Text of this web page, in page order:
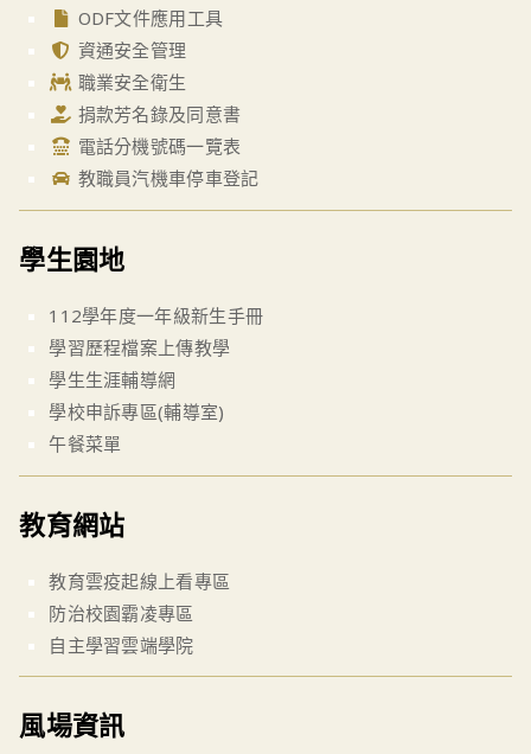
ODF文件應用工具
資通安全管理
職業安全衛生
捐款芳名錄及同意書
電話分機號碼一覽表
教職員汽機車停車登記
學生園地
112學年度一年級新生手冊
學習歷程檔案上傳教學
學生生涯輔導網
學校申訴專區(輔導室)
午餐菜單
教育網站
教育雲疫起線上看專區
防治校園霸凌專區
自主學習雲端學院
風場資訊